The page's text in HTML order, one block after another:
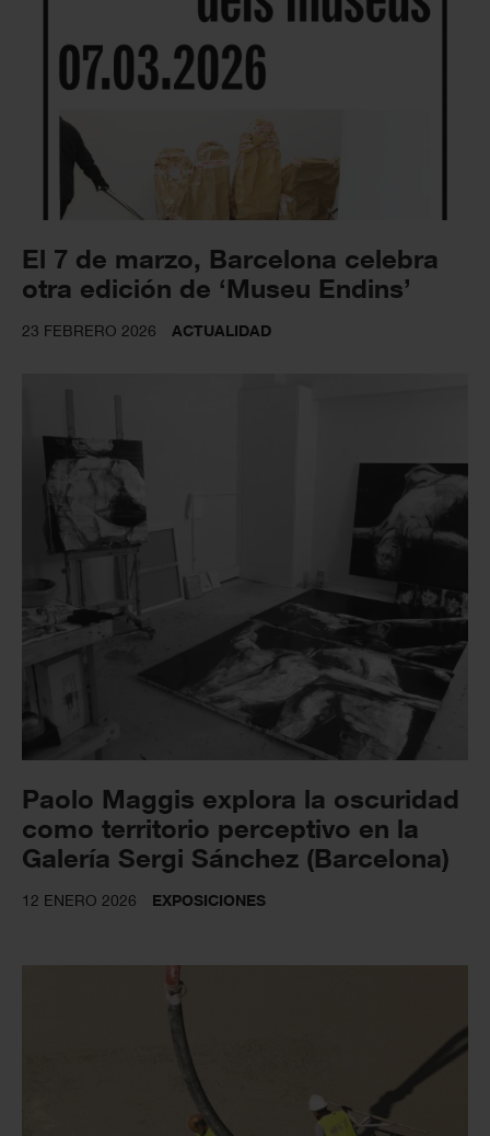
El 7 de marzo, Barcelona celebra
otra edición de ‘Museu Endins’
23 FEBRERO 2026 ACTUALIDAD
Paolo Maggis explora la oscuridad
como territorio perceptivo en la
Galería Sergi Sánchez (Barcelona)
12 ENERO 2026 EXPOSICIONES